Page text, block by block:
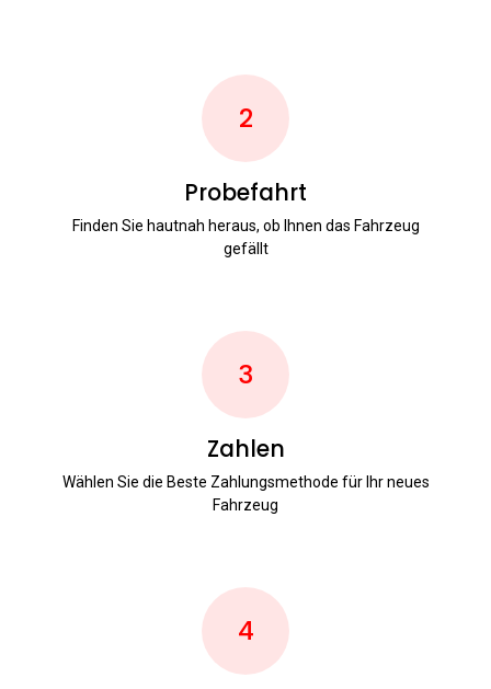
2
Probefahrt
Finden Sie hautnah heraus, ob Ihnen das Fahrzeug
gefällt
3
Zahlen
Wählen Sie die Beste Zahlungsmethode für Ihr neues
Fahrzeug
4